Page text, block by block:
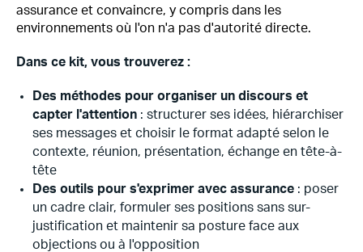
assurance et convaincre, y compris dans les
environnements où l'on n'a pas d'autorité directe.
Dans ce kit, vous trouverez :
Des méthodes pour organiser un discours et
capter l'attention : structurer ses idées, hiérarchiser
ses messages et choisir le format adapté selon le
contexte, réunion, présentation, échange en tête-à-
tête
Des outils pour s'exprimer avec assurance : poser
un cadre clair, formuler ses positions sans sur-
justification et maintenir sa posture face aux
objections ou à l'opposition